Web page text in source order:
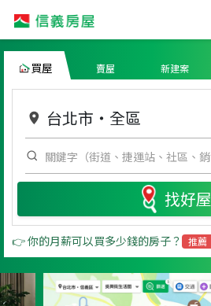
買屋 賣屋 新建案
台北市 ・ 全區
找好屋
👉 你的月薪可以買多少錢的房子？ 推薦